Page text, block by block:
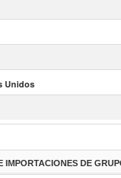
Unidos
IMPORTACIONES DE